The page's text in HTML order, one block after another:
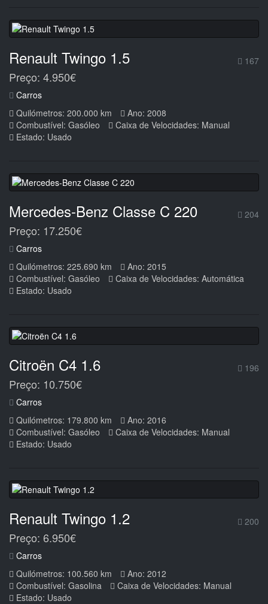
167
Renault Twingo 1.5
Preço: 4.950€
Carros
Quilómetros: 200.000 km
Ano: 2008
Combustível: Gasóleo
Caixa de Velocidades: Manual
Estado: Usado
204
Mercedes-Benz Classe C 220
Preço: 17.250€
Carros
Quilómetros: 225.690 km
Ano: 2015
Combustível: Gasóleo
Caixa de Velocidades: Automática
Estado: Usado
196
Citroën C4 1.6
Preço: 10.750€
Carros
Quilómetros: 179.800 km
Ano: 2016
Combustível: Gasóleo
Caixa de Velocidades: Manual
Estado: Usado
200
Renault Twingo 1.2
Preço: 6.950€
Carros
Quilómetros: 100.560 km
Ano: 2012
Combustível: Gasolina
Caixa de Velocidades: Manual
Estado: Usado